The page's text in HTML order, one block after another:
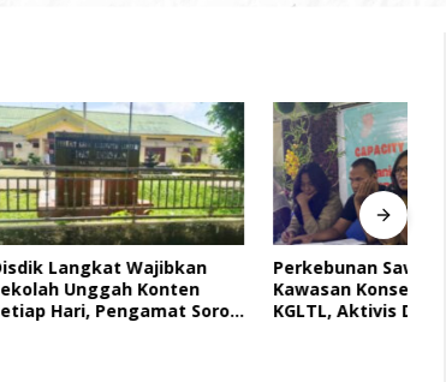
Konten
Soroti
Perkebunan Sawit Kepung
Kawasan Konservasi SM
KGLTL, Aktivis Desak